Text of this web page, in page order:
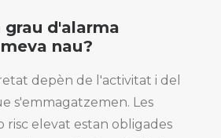
grau d'alarma
nau?
depèn de l'activitat i del
s'emmagatzemen. Les
risc elevat estan obligades